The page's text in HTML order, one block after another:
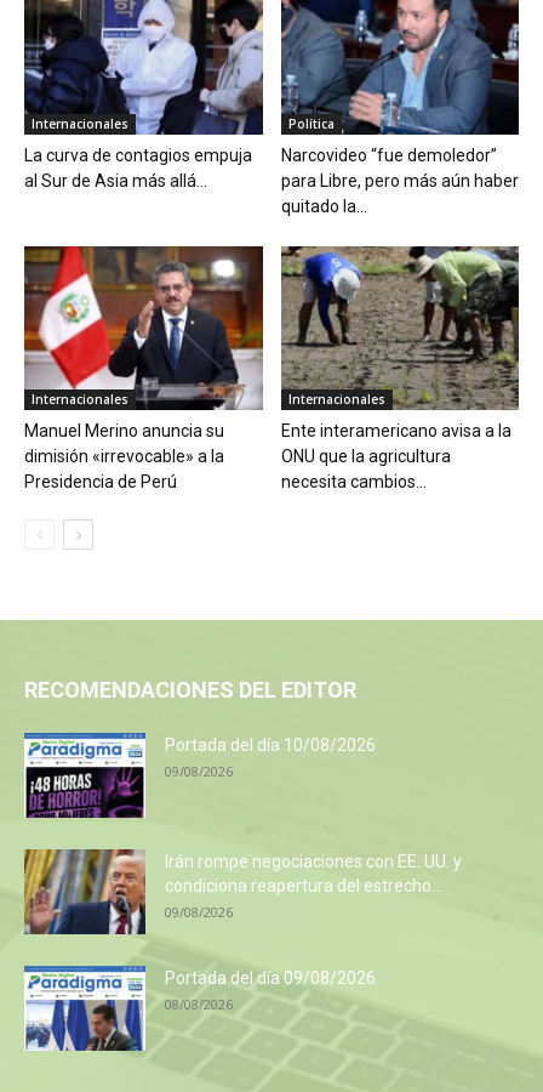
Internacionales
La curva de contagios empuja
al Sur de Asia más allá...
Política
Narcovideo “fue demoledor”
para Libre, pero más aún haber
quitado la...
Internacionales
Manuel Merino anuncia su
dimisión «irrevocable» a la
Presidencia de Perú
Internacionales
Ente interamericano avisa a la
ONU que la agricultura
necesita cambios...
RECOMENDACIONES DEL EDITOR
Portada del día 10/08/2026
09/08/2026
Irán rompe negociaciones con EE. UU. y
condiciona reapertura del estrecho...
09/08/2026
Portada del día 09/08/2026
08/08/2026